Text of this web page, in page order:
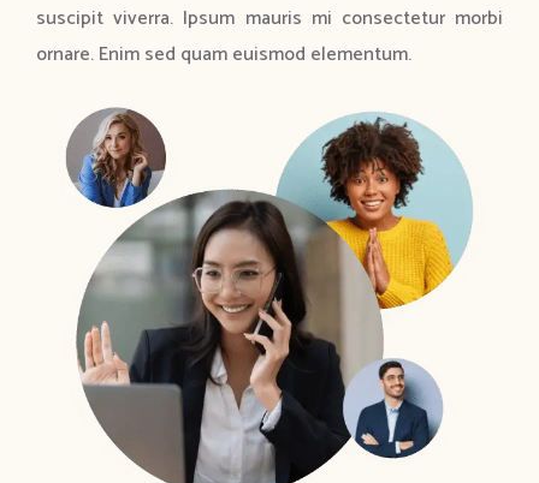
suscipit viverra. Ipsum mauris mi consectetur morbi
ornare. Enim sed quam euismod elementum.